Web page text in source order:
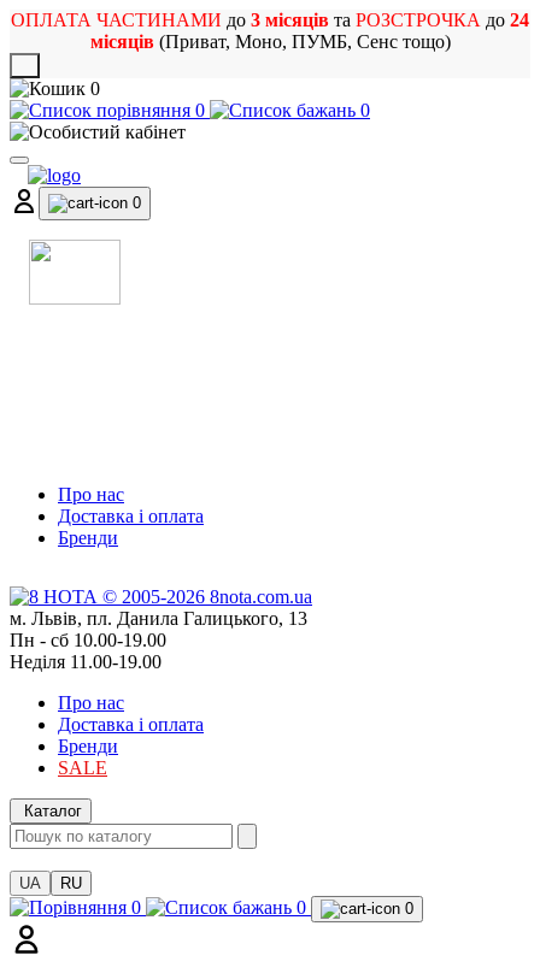
ОПЛАТА ЧАСТИНАМИ до 3 місяців та РОЗСТРОЧКА до 24
місяців(Приват, Моно, ПУМБ, Сенс тощо)
0
0
0
0
Про нас
Доставка і оплата
Бренди
м. Львів, пл. Данила Галицького, 13
Пн - сб 10.00-19.00
Неділя 11.00-19.00
Про нас
Доставка і оплата
Бренди
SALE
Каталог
UA RU
0 0 0